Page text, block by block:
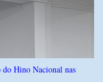
do então
nas agendas
nesta quinta-feira,
a influência do pai
a administração
dele contou com a
Hino Nacional nas